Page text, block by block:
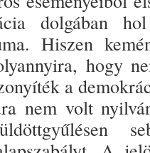
dolgában
Hiszen
hogy
a
nem volt